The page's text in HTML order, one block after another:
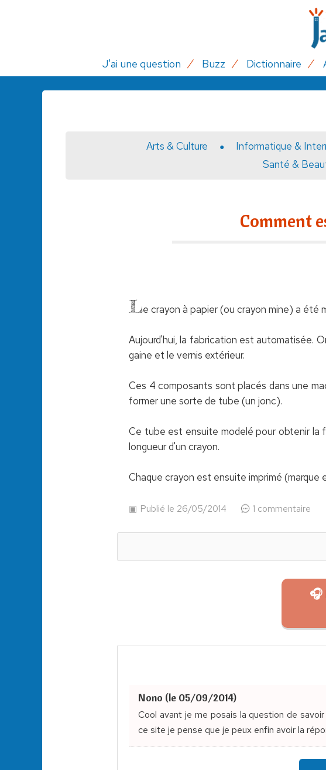
J'ai une question Buzz Dictionnaire
Arts & Culture Informatique &
Santé &
Comment
Le crayon à papier (ou crayon mine) a été
Aujourd'hui, la fabrication est automatisée.
gaine et le vernis extérieur.
Ces 4 composants sont placés dans une
former une sorte de tube (un jonc).
Ce tube est ensuite modelé pour obtenir la
longueur d'un crayon.
Chaque crayon est ensuite imprimé (marque
Publié le 26/05/2014 1 commentaire
🎧
Nono (le 05/09/2014)
Cool avant je me posais la question de
ce site je pense que je peux enfin avoir la